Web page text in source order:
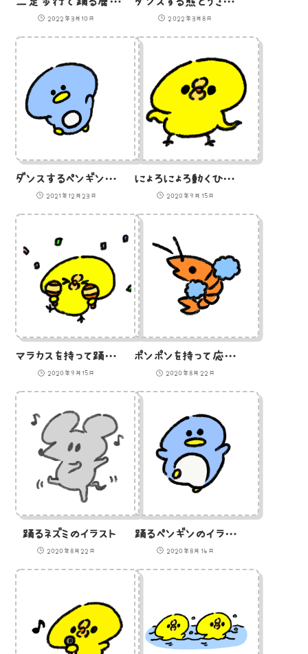
2022年3月10日 2022年3月8日
ダンスするペンギン（GIFアニメ）
2021年12月23日
にょろにょろ動くひよこ(GIFアニメ)
2020年9月15日
マラカスを持って踊るひよこのイラスト
2020年9月15日
ポンポンを持って応援するエビのイラスト
2020年8月22日
踊るネズミのイラスト
2020年8月22日
踊るペンギンのイラスト
2020年8月14日